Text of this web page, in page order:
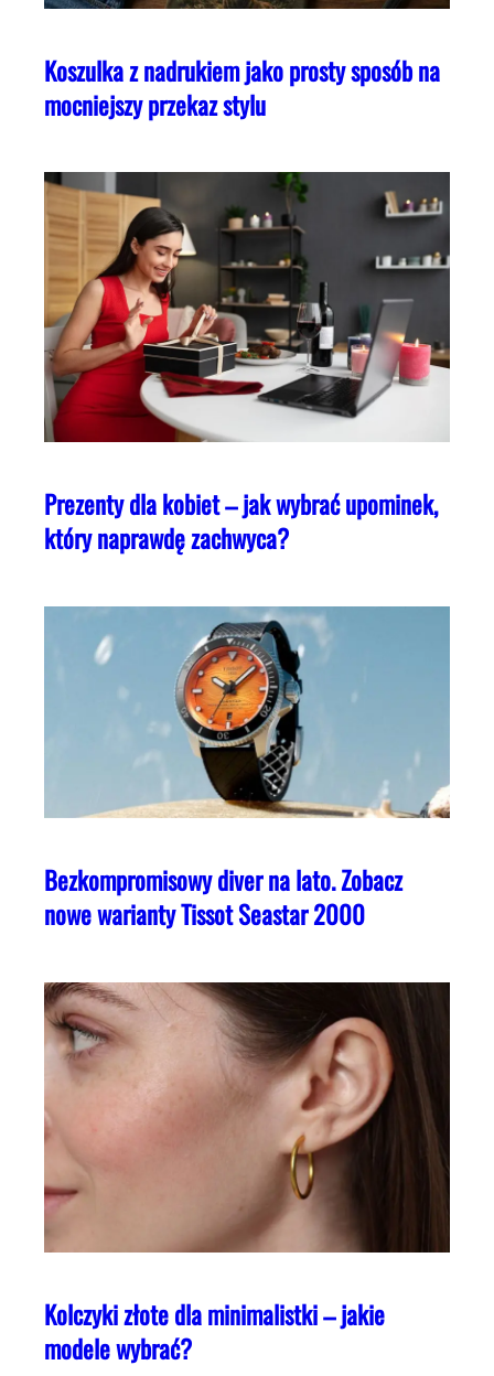
Koszulka z nadrukiem jako prosty sposób na
mocniejszy przekaz stylu
Prezenty dla kobiet – jak wybrać upominek,
który naprawdę zachwyca?
Bezkompromisowy diver na lato. Zobacz
nowe warianty Tissot Seastar 2000
Kolczyki złote dla minimalistki – jakie
modele wybrać?